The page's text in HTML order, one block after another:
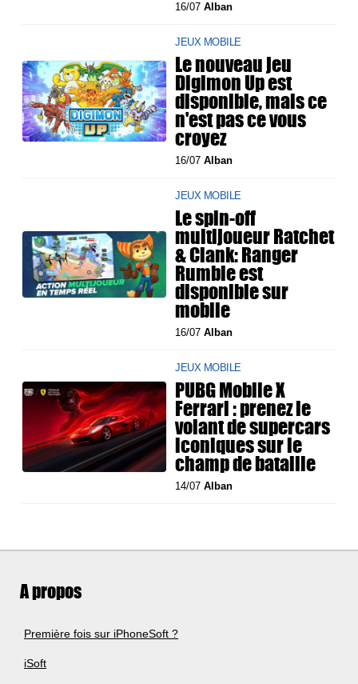
16/07Alban
JEUX MOBILE
Le nouveau jeu
Digimon Up est
disponible, mais ce
n'est pas ce vous
croyez
16/07Alban
JEUX MOBILE
Le spin-off
multijoueur Ratchet
& Clank: Ranger
Rumble est
disponible sur
mobile
16/07Alban
JEUX MOBILE
PUBG Mobile X
Ferrari : prenez le
volant de supercars
iconiques sur le
champ de bataille
14/07Alban
A propos
Première fois sur iPhoneSoft ?
iSoft